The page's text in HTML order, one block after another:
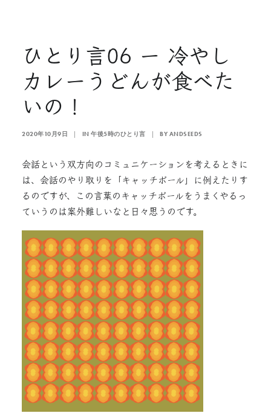
ひとり言06 ー 冷やし
カレーうどんが食べた
いの！
2020年10月9日 | IN 午後5時のひとり言 | BY ANDSEEDS
会話という双方向のコミュニケーションを考えるときに
は、会話のやり取りを「キャッチボール」に例えたりす
るのですが、この言葉のキャッチボールをうまくやるっ
ていうのは案外難しいなと日々思うのです。